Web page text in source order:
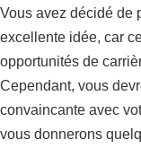
Vous avez décidé de
excellente idée, car
opportunités de
Cependant, vous
convaincante avec
vous donnerons